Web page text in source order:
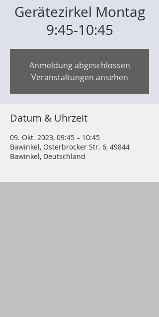
Gerätezirkel Montag
9:45-10:45
Anmeldung abgeschlossen
Veranstaltungen ansehen
Datum & Uhrzeit
09. Okt. 2023, 09:45 – 10:45
Bawinkel, Osterbrocker Str. 6, 49844
Bawinkel, Deutschland